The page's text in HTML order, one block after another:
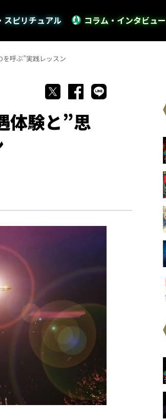
スピリチュアル コラム・インタビュー
呼ぶ”実践レッスン
体験と”思